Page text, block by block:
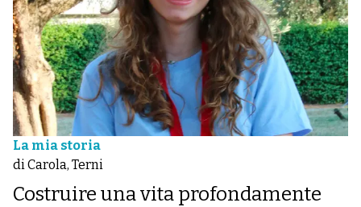
La mia storia
di Carola, Terni
Costruire una vita profondamente